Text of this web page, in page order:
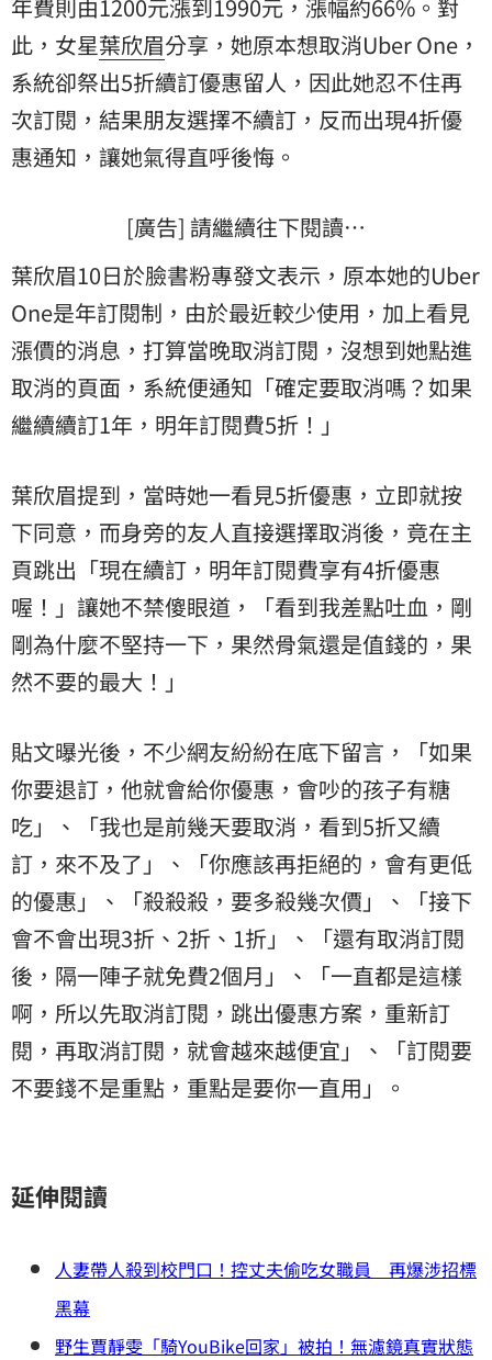
年費則由1200元漲到1990元，漲幅約66%。對
此，女星葉欣眉分享，她原本想取消Uber One，
系統卻祭出5折續訂優惠留人，因此她忍不住再
次訂閱，結果朋友選擇不續訂，反而出現4折優
惠通知，讓她氣得直呼後悔。
[廣告] 請繼續往下閱讀…
葉欣眉10日於臉書粉專發文表示，原本她的Uber
One是年訂閱制，由於最近較少使用，加上看見
漲價的消息，打算當晚取消訂閱，沒想到她點進
取消的頁面，系統便通知「確定要取消嗎？如果
繼續續訂1年，明年訂閱費5折！」
葉欣眉提到，當時她一看見5折優惠，立即就按
下同意，而身旁的友人直接選擇取消後，竟在主
頁跳出「現在續訂，明年訂閱費享有4折優惠
喔！」讓她不禁傻眼道，「看到我差點吐血，剛
剛為什麼不堅持一下，果然骨氣還是值錢的，果
然不要的最大！」
貼文曝光後，不少網友紛紛在底下留言，「如果
你要退訂，他就會給你優惠，會吵的孩子有糖
吃」、「我也是前幾天要取消，看到5折又續
訂，來不及了」、「你應該再拒絕的，會有更低
的優惠」、「殺殺殺，要多殺幾次價」、「接下
會不會出現3折、2折、1折」、「還有取消訂閱
後，隔一陣子就免費2個月」、「一直都是這樣
啊，所以先取消訂閱，跳出優惠方案，重新訂
閱，再取消訂閱，就會越來越便宜」、「訂閱要
不要錢不是重點，重點是要你一直用」。
延伸閱讀
人妻帶人殺到校門口！控丈夫偷吃女職員 再爆涉招標
黑幕
野生賈靜雯「騎YouBike回家」被拍！無濾鏡真實狀態